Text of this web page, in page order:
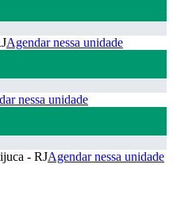
Agendar nessa unidade
nessa unidade
- RJAgendar nessa unidade